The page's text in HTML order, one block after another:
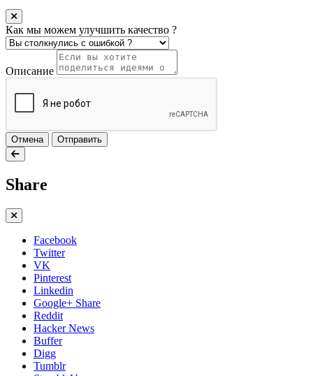
Как мы можем улучшить качество ?
Описание
Отмена Отправить
Share
Facebook
Twitter
VK
Pinterest
Linkedin
Google+ Share
Reddit
Hacker News
Buffer
Digg
Tumblr